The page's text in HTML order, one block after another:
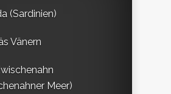
(Sardinien)
Vänern
Meer)